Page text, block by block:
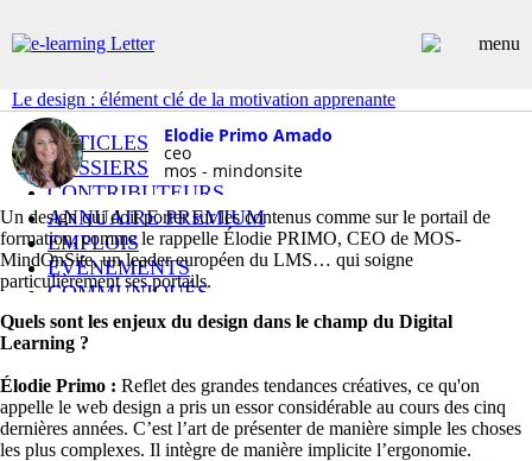
ARTICLES
DOSSIERS
CONTRIBUTEURS
ANNUAIRE PREMIUM
EMPLOIS
ÉVÉNEMENTS
COMMUNIQUÉS
LES PLUS LUS
INSCRIPTION NEWSLETTER
Le design : élément clé de la motivation apprenante
Elodie Primo Amado
ceo
mos - mindonsite
Un design qui doit porter sur les contenus comme sur le portail de
formation, comme le rappelle Élodie PRIMO, CEO de MOS-
MindOnSite, un leader européen du LMS… qui soigne
particulièrement ses portails.
Quels sont les enjeux du design dans le champ du Digital
Learning ?
Élodie Primo : Reflet des grandes tendances créatives, ce qu'on
appelle le web design a pris un essor considérable au cours des cinq
dernières années. C’est l’art de présenter de manière simple les choses
les plus complexes. Il intègre de manière implicite l’ergonomie.